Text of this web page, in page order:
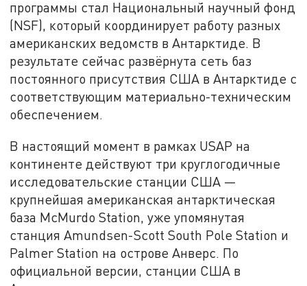
программы стал Национальный научный фонд
(NSF), который координирует работу разных
американских ведомств в Антарктиде. В
результате сейчас развёрнута сеть баз
постоянного присутствия США в Антарктиде с
соответствующим материально-техническим
обеспечением.
В настоящий момент в рамках USAP на
континенте действуют три круглогодичные
исследовательские станции США —
крупнейшая американская антарктическая
база McMurdo Station, уже упомянутая
станция Amundsen-Scott South Pole Station и
Palmer Station на острове Анверс. По
официальной версии, станции США в